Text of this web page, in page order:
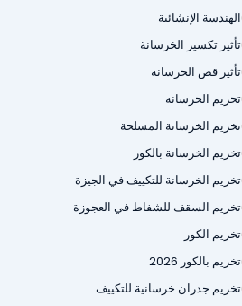
الهندسة الإنشائية
تأثير تكسير الخرسانة
تأثير قص الخرسانة
تخريم الخرسانة
تخريم الخرسانة المسلحة
تخريم الخرسانة بالكور
تخريم الخرسانة للتكييف في الجيزة
تخريم السقف للشفاط في العجوزة
تخريم الكور
تخريم بالكور 2026
تخريم جدران خرسانية للتكييف